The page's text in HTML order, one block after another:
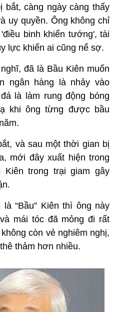
càng ngày càng thấy
uy quyền. Ông không chỉ
binh khiển tướng', tài
lực khiến ai cũng nể sợ.
đã là Bầu Kiên muốn
ngân hàng là nhảy vào
là làm rung động bóng
khi ông từng được bầu
và sau một thời gian bị
mới đây xuất hiện trong
trong trại giam gây
“Bầu” Kiên thì ông này
mái tóc đã mỏng đi rất
còn vẻ nghiêm nghị,
thảm hơn nhiều.